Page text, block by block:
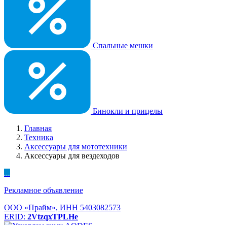
Спальные мешки
Бинокли и прицелы
Главная
Техника
Аксессуары для мототехники
Аксессуары для вездеходов
...
Рекламное объявление
ООО «Прайм», ИНН 5403082573
ERID: 2VtzqxTPLHe